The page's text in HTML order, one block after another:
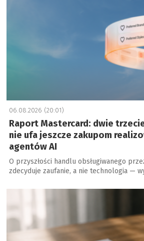
06.08.2026 (20:01)
Raport Mastercard: dwie
nie ufa jeszcze zakupom
agentów AI
O przyszłości handlu obsługiwanego
zdecyduje zaufanie, a nie technologia —
a